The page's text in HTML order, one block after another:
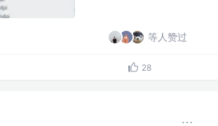
等人赞过
28